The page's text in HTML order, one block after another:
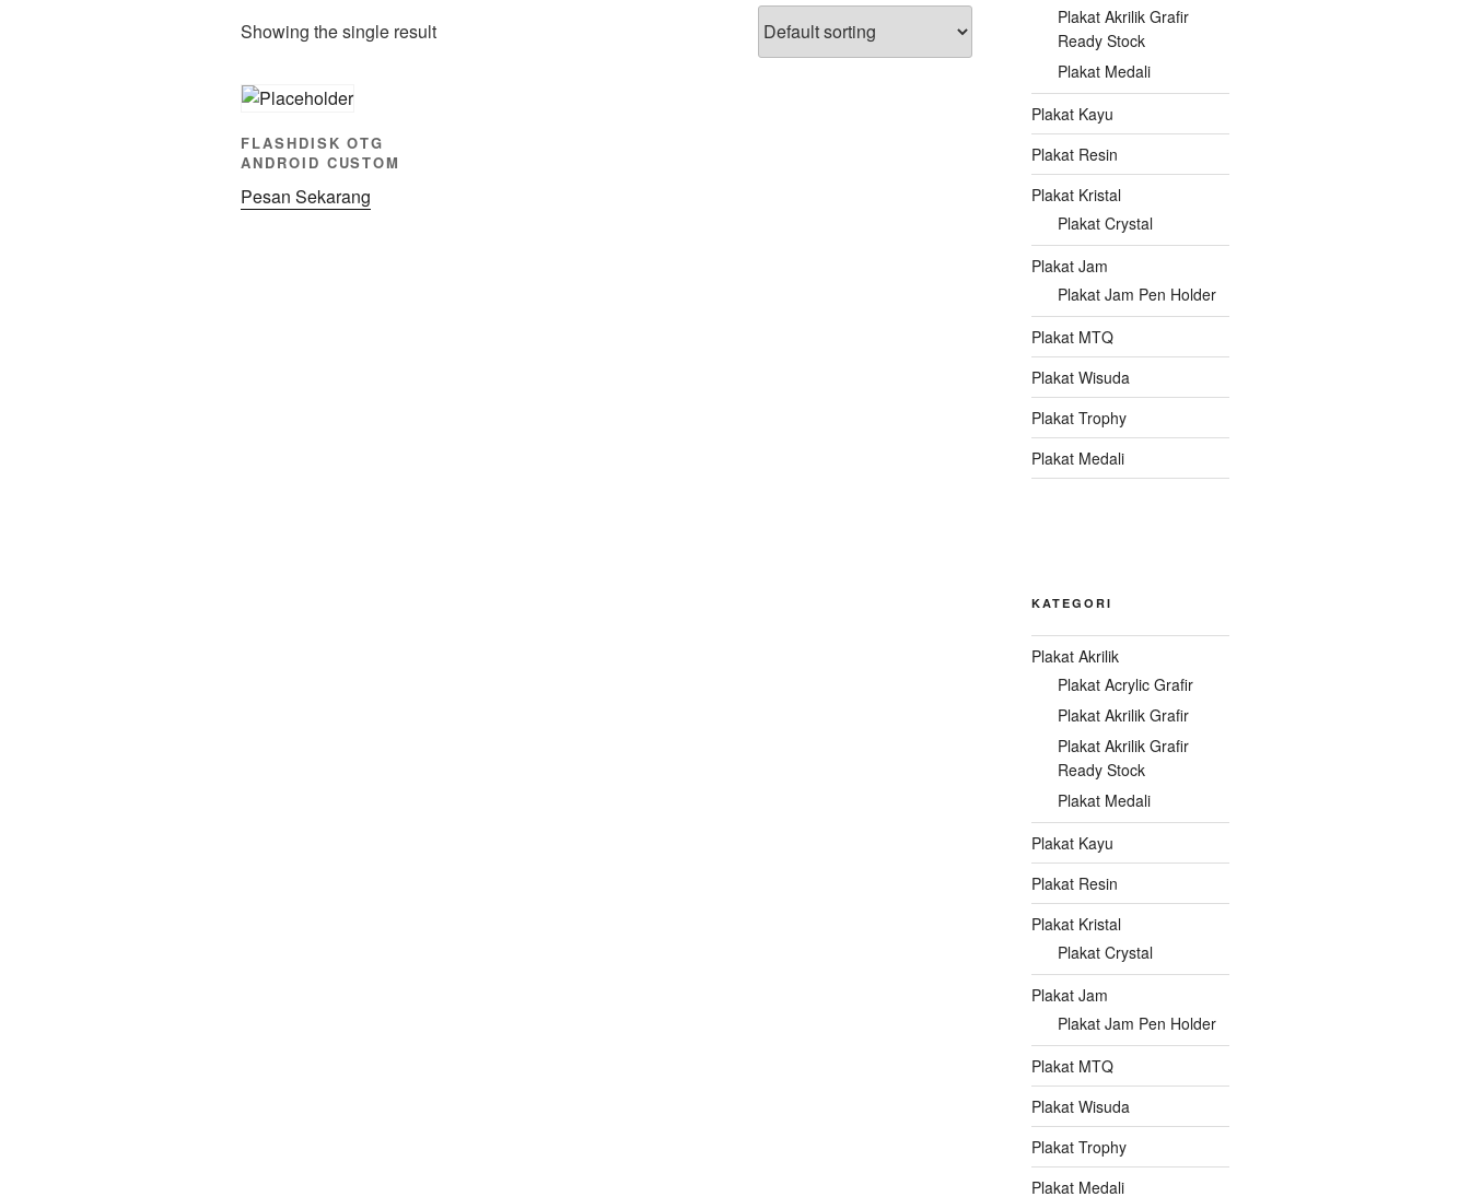
Showing the single result
FLASHDISK OTG
ANDROID CUSTOM
Pesan Sekarang
Plakat Akrilik Grafir
Ready Stock
Plakat Medali
Plakat Kayu
Plakat Resin
Plakat Kristal
Plakat Crystal
Plakat Jam
Plakat Jam Pen Holder
Plakat MTQ
Plakat Wisuda
Plakat Trophy
Plakat Medali
KATEGORI
Plakat Akrilik
Plakat Acrylic Grafir
Plakat Akrilik Grafir
Plakat Akrilik Grafir
Ready Stock
Plakat Medali
Plakat Kayu
Plakat Resin
Plakat Kristal
Plakat Crystal
Plakat Jam
Plakat Jam Pen Holder
Plakat MTQ
Plakat Wisuda
Plakat Trophy
Plakat Medali